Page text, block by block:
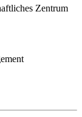
Zentrum